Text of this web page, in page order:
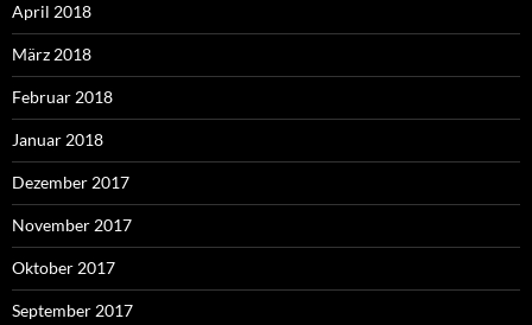
April 2018
März 2018
Februar 2018
Januar 2018
Dezember 2017
November 2017
Oktober 2017
September 2017